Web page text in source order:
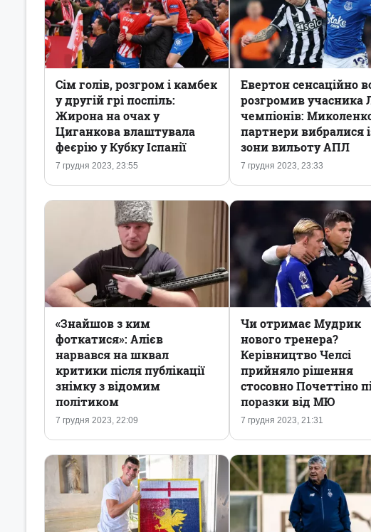
7 грудня 2023, 23:55
Сім голів, розгром і камбек
у другій грі поспіль:
Жирона на очах у
Циганкова влаштувала
феєрію у Кубку Іспанії
7 грудня 2023, 23:33
Евертон сенсаційно
розгромив учасника
чемпіонів:
партнери вибралися
зони вильоту АПЛ
7 грудня 2023, 22:09
«Знайшов з ким
фоткатися»: Алієв
нарвався на шквал
критики після публікації
знімку з відомим
політиком
7 грудня 2023, 21:31
Чи отримає Мудрик
нового тренера?
Керівництво Челсі
прийняло рішення
стосовно Почеттіно
поразки від МЮ